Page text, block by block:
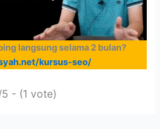
langsung selama 2 bulan?
kursus-seo/
- (1 vote)